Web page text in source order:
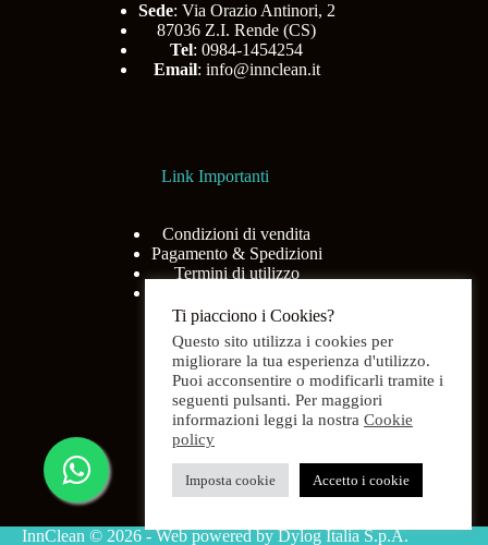
Sede: Via Orazio Antinori, 2
87036 Z.I. Rende (CS)
Tel: 0984-1454254
Email: info@innclean.it
Link Importanti
Condizioni di vendita
Pagamento & Spedizioni
Termini di utilizzo
Menù
Shop
Chi siamo
InnClean © 2026 - Web powered by Dylog Italia S.p.A.
Ti piacciono i Cookies?
Questo sito utilizza i cookies per
migliorare la tua esperienza d'utilizzo.
Puoi acconsentire o modificarli tramite i
seguenti pulsanti. Per maggiori
informazioni leggi la nostra Cookie
policy
Imposta cookie Accetto i cookie